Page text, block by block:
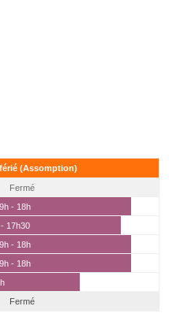
(Assomption)
Fermé
9h - 18h
17h30
9h - 18h
9h - 18h
Fermé